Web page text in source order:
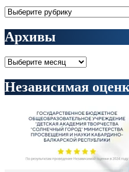
Рубрики
Архивы
Архивы
Независимая